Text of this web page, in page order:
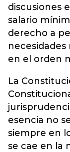
discusiones
salario
derecho a
necesidades
en el orden
La
esencia no
siempre en
se cae en la